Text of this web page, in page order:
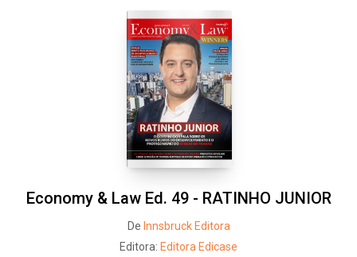
Economy & Law Ed. 49 - RATINHO JUNIOR
De Innsbruck Editora
Editora: Editora Edicase